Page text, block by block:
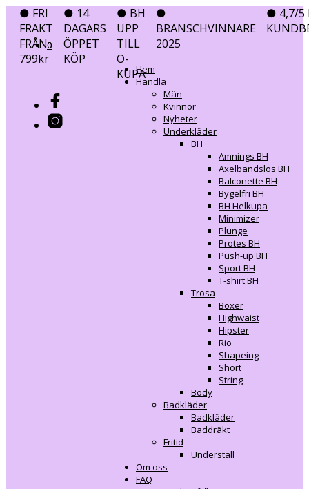
● FRI
FRAKT
FRÅN
799kr
● 14
DAGARS
ÖPPET
KÖP
● BH
UPP
TILL
O-
KUPA
●
BRANSCHVINNARE
2025
● 4,7/5
0
0
Hem
Handla
Män
Kvinnor
Nyheter
Underkläder
BH
Amnings BH
Axelbandslös BH
Balconette BH
Bygelfri BH
BH Helkupa
Minimizer
Plunge
Protes BH
Push-up BH
Sport BH
T-shirt BH
Trosa
Boxer
Highwaist
Hipster
Rio
Shapeing
Short
String
Body
Badkläder
Badkläder
Baddräkt
Fritid
Underställ
Om oss
FAQ